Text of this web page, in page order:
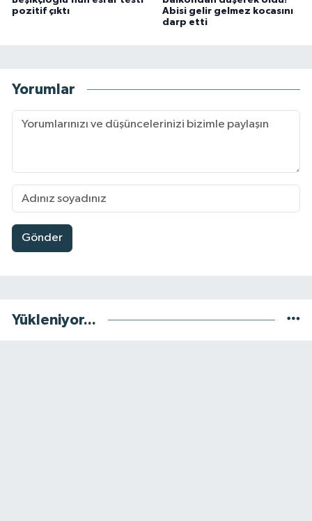
pozitif çıktı
Abisi gelir gelmez kocasını
darp etti
Yorumlar
Gönder
Yükleniyor...